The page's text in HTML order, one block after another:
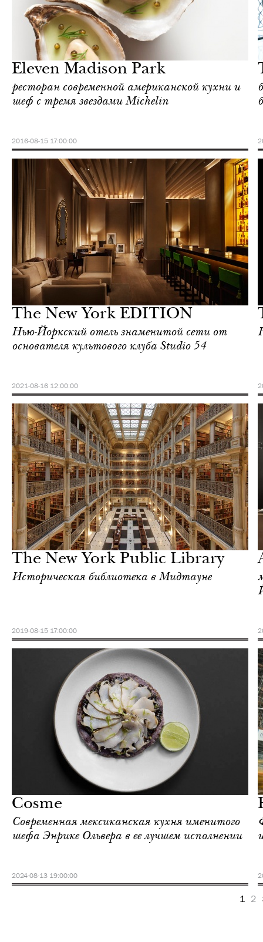
Eleven Madison Park
ресторан современной американской кухни и
шеф с тремя звездами Michelin
2016-08-15 17:00:00
Йорк
The New York EDITION
Нью-Йоркский отель знаменитой сети от
основателя культового клуба Studio 54
2021-08-16 12:00:00
Йорк
The New York Public Library
Историческая библиотека в Мидтауне
2019-08-15 17:00:00
Йорк
Cosme
Современная мексиканская кухня именитого
шефа Энрике Ольвера в ее лучшем исполнении
2024-08-13 19:00:00
1 2